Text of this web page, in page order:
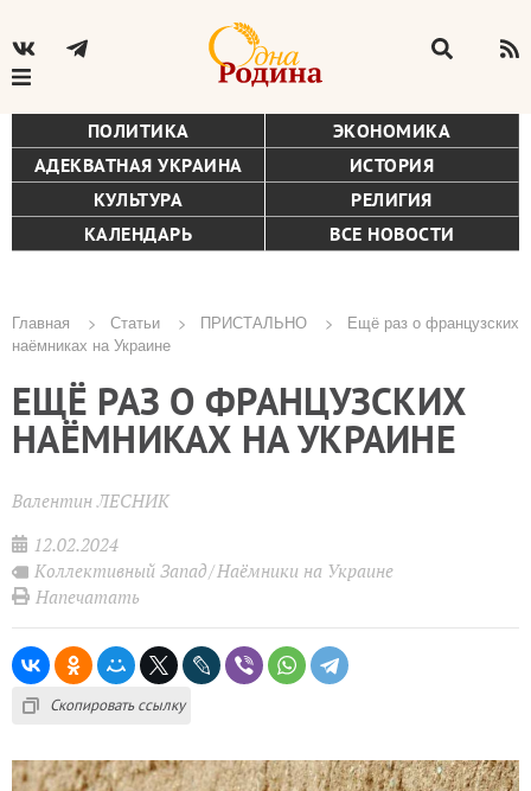
ПОЛИТИКА
ЭКОНОМИКА
АДЕКВАТНАЯ УКРАИНА
ИСТОРИЯ
КУЛЬТУРА
РЕЛИГИЯ
КАЛЕНДАРЬ
ВСЕ НОВОСТИ
Строка
навигации
Главная Статьи ПРИСТАЛЬНО
Ещё раз о французских
наёмниках на Украине
ЕЩЁ РАЗ О ФРАНЦУЗСКИХ
НАЁМНИКАХ НА УКРАИНЕ
Валентин ЛЕСНИК
12.02.2024
Коллективный Запад Наёмники на Украине
Напечатать
Скопировать ссылку